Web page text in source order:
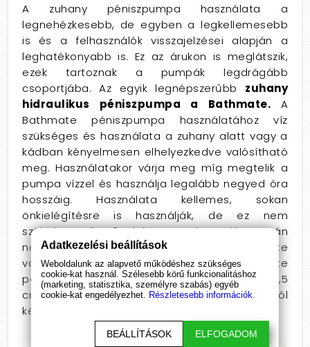
A zuhany péniszpumpa használata a
legnehézkesebb, de egyben a legkellemesebb
is és a felhasználók visszajelzései alapján a
leghatékonyabb is. Ez az árukon is meglátszik,
ezek tartoznak a pumpák legdrágább
csoportjába. Az egyik legnépszerűbb zuhany
hidraulikus péniszpumpa a Bathmate. A
Bathmate péniszpumpa használatához víz
szükséges és használata a zuhany alatt vagy a
kádban kényelmesen elhelyezkedve valósítható
meg. Használatakor várja meg míg megtelik a
pumpa vízzel és használja legalább negyed óra
hosszáig. Használata kellemes, sokan
önkielégítésre is használják, de ez nem
szükségszerű. 3 hónapos használat után
növekedést tapasztalhatnak a Bathmate
vákumpumpa használói. A Bathmate
péniszpumpa hossza 30 cm, belső átmérője 5,5
cm, anyaga polikarbonát, a mandzsetta gumiból
készült.
Adatkezelési beállítások
Weboldalunk az alapvető működéshez szükséges
cookie-kat használ. Szélesebb körű funkcionalitáshoz
(marketing, statisztika, személyre szabás) egyéb
cookie-kat engedélyezhet. Részletesebb információk.
BEÁLLÍTÁSOK ELFOGADOM